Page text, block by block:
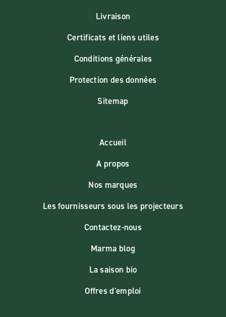
Livraison
Certificats et liens utiles
Conditions générales
Protection des données
Sitemap
Accueil
A propos
Nos marques
Les fournisseurs sous les projecteurs
Contactez-nous
Marma blog
La saison bio
Offres d'emploi